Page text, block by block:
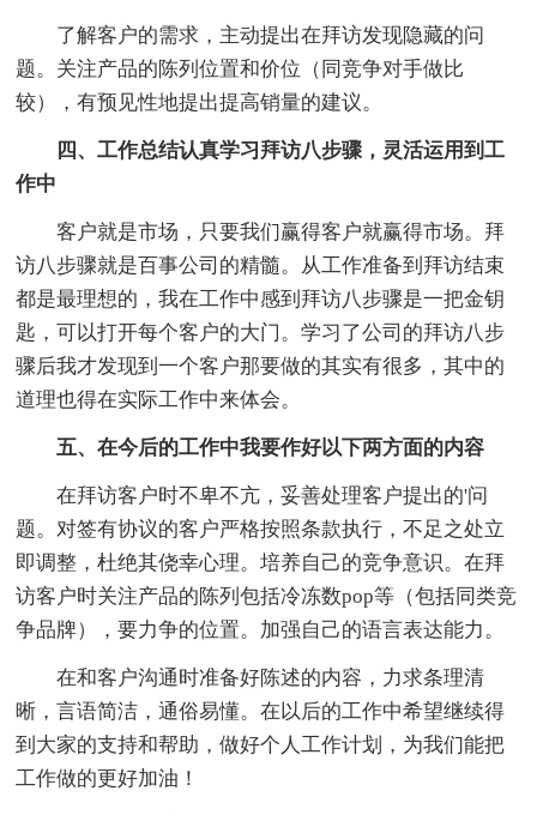
了解客户的需求，主动提出在拜访发现隐藏的问
题。关注产品的陈列位置和价位（同竞争对手做比
较），有预见性地提出提高销量的建议。
四、工作总结认真学习拜访八步骤，灵活运用到工
作中
客户就是市场，只要我们赢得客户就赢得市场。拜
访八步骤就是百事公司的精髓。从工作准备到拜访结束
都是最理想的，我在工作中感到拜访八步骤是一把金钥
匙，可以打开每个客户的大门。学习了公司的拜访八步
骤后我才发现到一个客户那要做的其实有很多，其中的
道理也得在实际工作中来体会。
五、在今后的工作中我要作好以下两方面的内容
在拜访客户时不卑不亢，妥善处理客户提出的'问
题。对签有协议的客户严格按照条款执行，不足之处立
即调整，杜绝其侥幸心理。培养自己的竞争意识。在拜
访客户时关注产品的陈列包括冷冻数pop等（包括同类竞
争品牌），要力争的位置。加强自己的语言表达能力。
在和客户沟通时准备好陈述的内容，力求条理清
晰，言语简洁，通俗易懂。在以后的工作中希望继续得
到大家的支持和帮助，做好个人工作计划，为我们能把
工作做的更好加油！